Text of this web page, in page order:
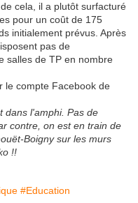
cela, il a plutôt surfacturé
pour un coût de 175
initialement prévus. Après
pas de
salles de TP en nombre
le compte Facebook de
dans l'amphi. Pas de
contre, on est en train de
Boigny sur les murs
!!
#Education